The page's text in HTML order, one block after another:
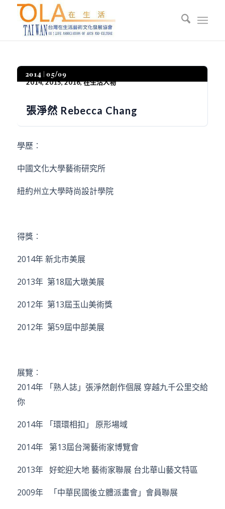
2014 05/09
2014,2015,2016,在生活人物
張淨然 Rebecca Chang
學歷︰
中國文化大學藝術研究所
紐約州立大學時尚設計學院
得獎︰
2014年 新北市美展
2013年 第18屆大墩美展
2012年 第13屆玉山美術獎
2012年 第59屆中部美展
展覽︰
2014年 「熟人誌」張淨然創作個展 穿越九千公里交給
你
2014年 「環環相扣」 原形場域
2014年 第13屆台灣藝術家博覽會
2013年 好蛇迎大地 藝術家聯展 台北華山藝文特區
2009年 「中華民國後立體派畫會」會員聯展